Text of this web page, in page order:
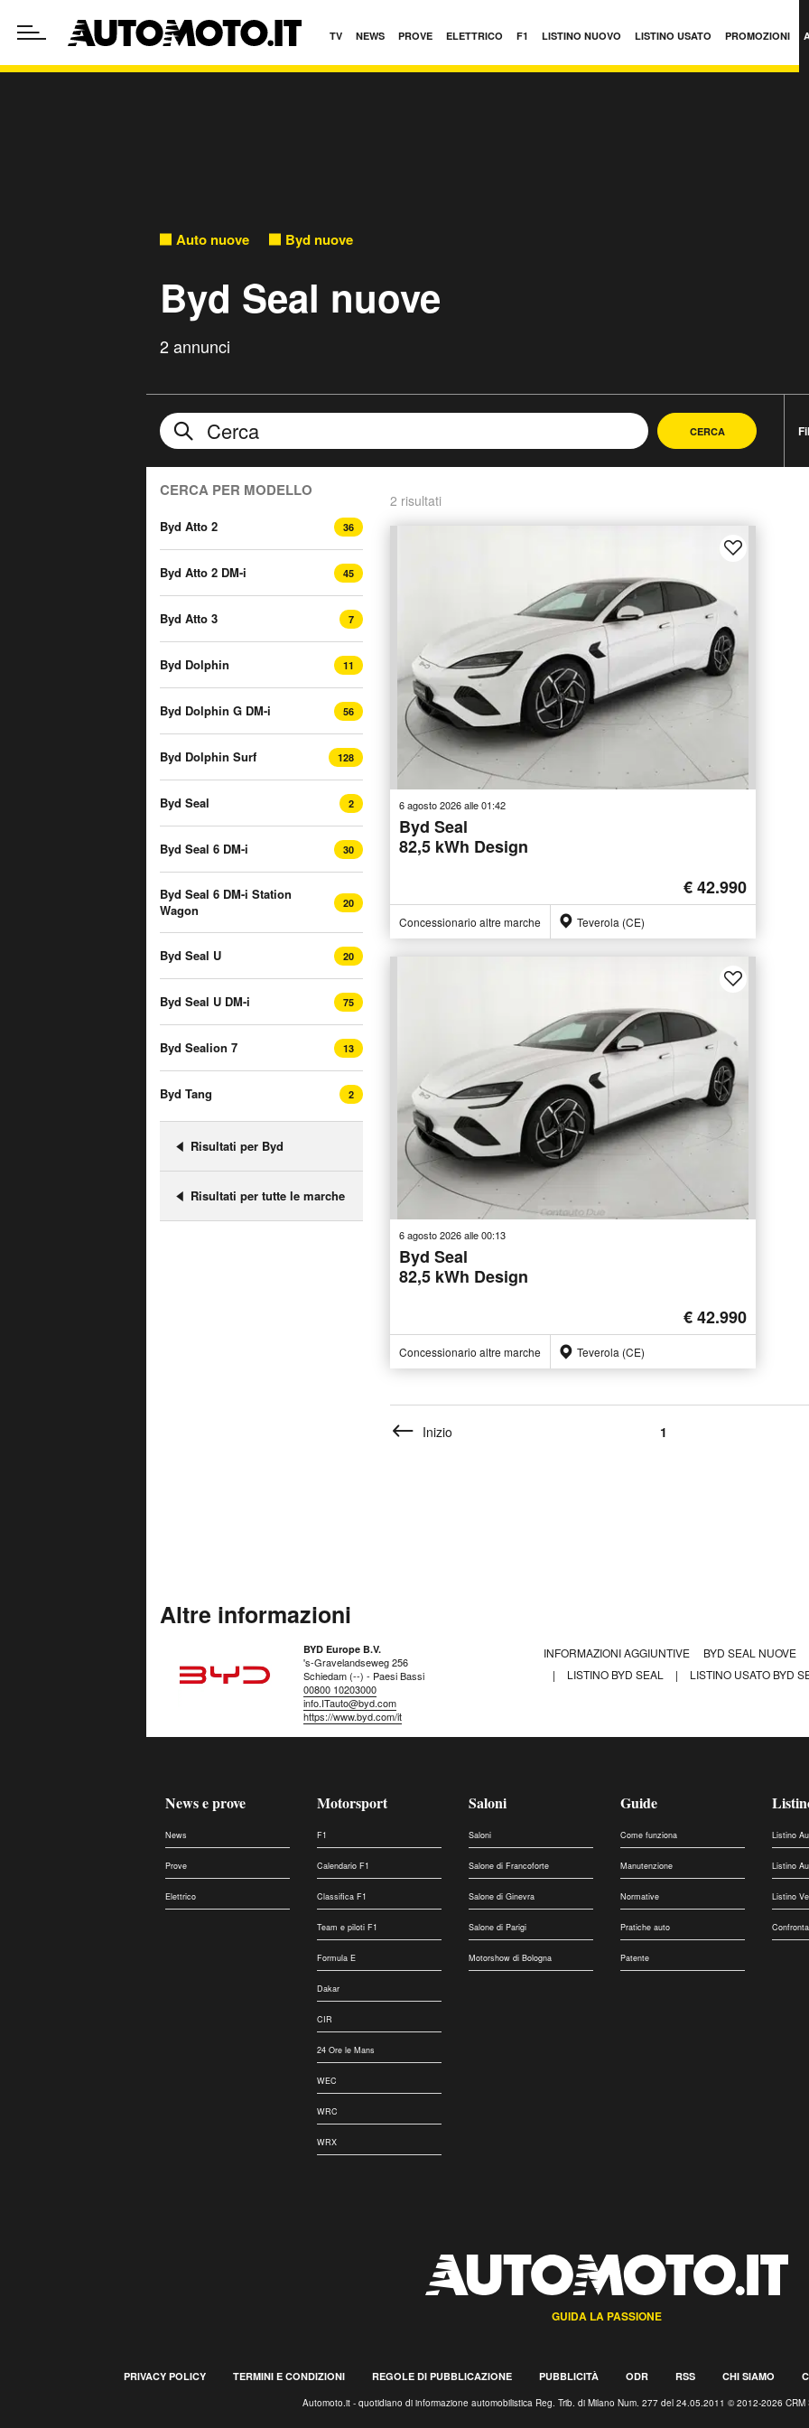
TV NEWS PROVE ELETTRICO F1 LISTINO NUOVO LISTINO USATO PROMOZIONI
Auto nuove Byd nuove
Byd Seal nuove
2 annunci
CERCA
CERCA PER MODELLO
Byd Atto 2 36
Byd Atto 2 DM-i 45
Byd Atto 3 7
Byd Dolphin 11
Byd Dolphin G DM-i 56
Byd Dolphin Surf 128
Byd Seal 2
Byd Seal 6 DM-i 30
Byd Seal 6 DM-i Station
Wagon
20
Byd Seal U 20
Byd Seal U DM-i 75
Byd Sealion 7 13
Byd Tang 2
Risultati per Byd
Risultati per tutte le marche
2 risultati
6 agosto 2026 alle 01:42
Byd Seal
82,5 kWh Design
€ 42.990
Concessionario altre marche Teverola (CE)
6 agosto 2026 alle 00:13
Byd Seal
82,5 kWh Design
€ 42.990
Concessionario altre marche Teverola (CE)
Inizio 1
Altre informazioni
BYD Europe B.V.
's-Gravelandseweg 256
Schiedam (--) - Paesi Bassi
00800 10203000
info.ITauto@byd.com
https://www.byd.com/it
INFORMAZIONI AGGIUNTIVE BYD SEAL NUOVE
|
LISTINO BYD SEAL | LISTINO USATO BYD
News e prove
News
Prove
Elettrico
Motorsport
F1
Calendario F1
Classifica F1
Team e piloti F1
Formula E
Dakar
CIR
24 Ore le Mans
WEC
WRC
WRX
Saloni
Saloni
Salone di Francoforte
Salone di Ginevra
Salone di Parigi
Motorshow di Bologna
Guide
Come funziona
Manutenzione
Normative
Pratiche auto
Patente
Listino
Listino
Listino
GUIDA LA PASSIONE
PRIVACY POLICY TERMINI E CONDIZIONI REGOLE DI PUBBLICAZIONE PUBBLICITÀ ODR RSS CHI SIAMO
Automoto.it - quotidiano di informazione automobilistica Reg. Trib. di Milano Num. 277 del 24.05.2011 © 2012-2026